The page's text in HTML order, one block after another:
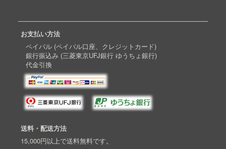
お支払い方法
ペイパル (ペイパル口座、クレジットカード)
銀行振込み (三菱東京UFJ銀行 ゆうちょ銀行)
代金引換
送料・配送方法
15,000円以上で送料無料です。